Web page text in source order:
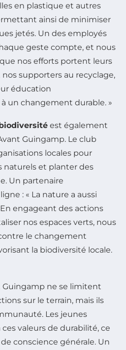
en plastique et autres
ainsi de minimiser
jetés. Un des employés
geste compte, et nous
nos efforts portent leurs
supporters au recyclage,
éducation
un changement durable. »
est également
Guingamp. Le club
locales pour
naturels et planter des
Un partenaire
: « La nature a aussi
engageant des actions
nos espaces verts, nous
le changement
la biodiversité locale.
Guingamp ne se limitent
sur le terrain, mais ils
Les jeunes
valeurs de durabilité, ce
conscience générale. Un